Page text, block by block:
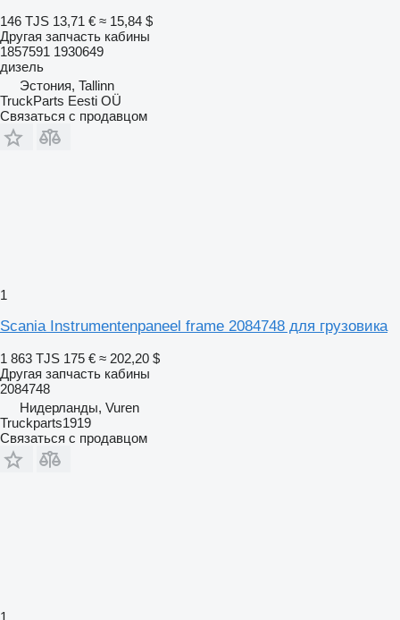
146 TJS 13,71 € ≈ 15,84 $
Другая запчасть кабины
1857591 1930649
дизель
Эстония, Tallinn
TruckParts Eesti OÜ
Связаться с продавцом
1
Scania Instrumentenpaneel frame 2084748 для грузовика
1 863 TJS 175 € ≈ 202,20 $
Другая запчасть кабины
2084748
Нидерланды, Vuren
Truckparts1919
Связаться с продавцом
1